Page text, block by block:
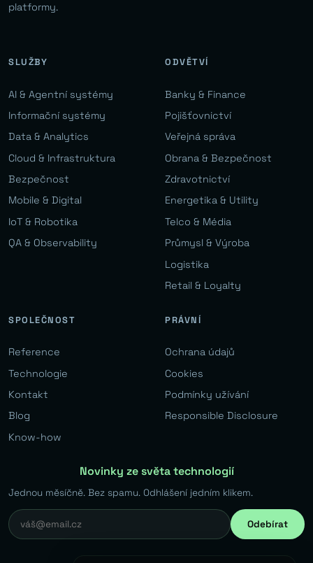
platformy.
SLUŽBY
AI & Agentní systémy
Informační systémy
Data & Analytics
Cloud & Infrastruktura
Bezpečnost
Mobile & Digital
IoT & Robotika
QA & Observability
ODVĚTVÍ
Banky & Finance
Pojišťovnictví
Veřejná správa
Obrana & Bezpečnost
Zdravotnictví
Energetika & Utility
Telco & Média
Průmysl & Výroba
Logistika
Retail & Loyalty
SPOLEČNOST
Reference
Technologie
Kontakt
Blog
Know-how
PRÁVNÍ
Ochrana údajů
Cookies
Podmínky užívání
Responsible Disclosure
Novinky ze světa technologií
Jednou měsíčně. Bez spamu. Odhlášení jedním klikem.
Odebírat